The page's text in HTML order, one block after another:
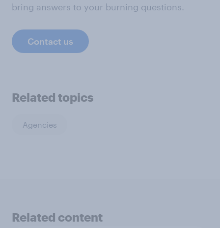
bring answers to your burning questions.
Contact us
Related topics
Agencies
Related content